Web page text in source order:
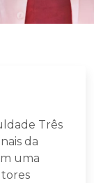
Três
da
uma